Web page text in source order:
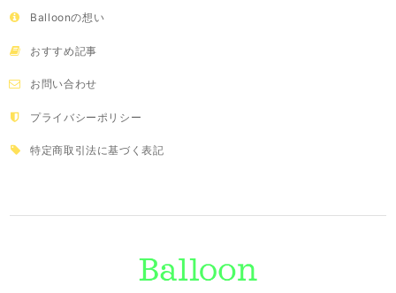
Balloonの想い
おすすめ記事
お問い合わせ
プライバシーポリシー
特定商取引法に基づく表記